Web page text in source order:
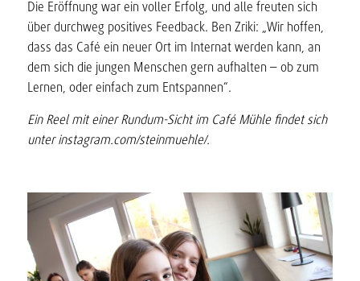
Die Eröffnung war ein voller Erfolg, und alle freuten sich
über durchweg positives Feedback. Ben Zriki: „Wir hoffen,
dass das Café ein neuer Ort im Internat werden kann, an
dem sich die jungen Menschen gern aufhalten – ob zum
Lernen, oder einfach zum Entspannen“.
Ein Reel mit einer Rundum-Sicht im Café Mühle findet sich
unter instagram.com/steinmuehle/.